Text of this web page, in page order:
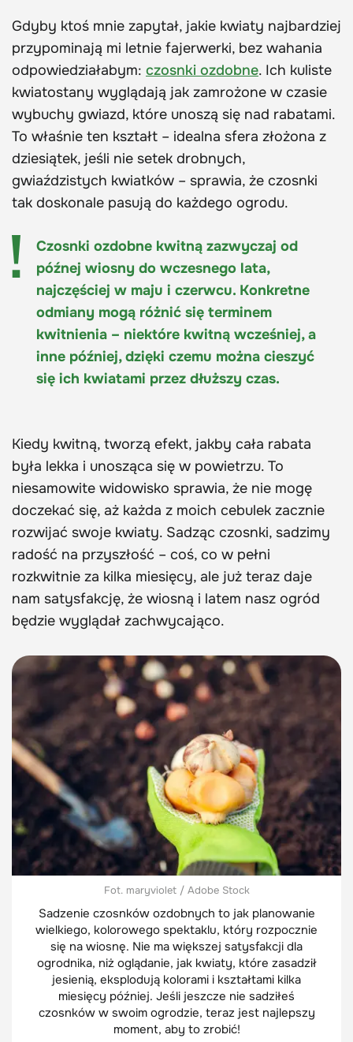
Gdyby ktoś mnie zapytał, jakie kwiaty najbardziej
przypominają mi letnie fajerwerki, bez wahania
odpowiedziałabym: czosnki ozdobne. Ich kuliste
kwiatostany wyglądają jak zamrożone w czasie
wybuchy gwiazd, które unoszą się nad rabatami.
To właśnie ten kształt – idealna sfera złożona z
dziesiątek, jeśli nie setek drobnych,
gwiaździstych kwiatków – sprawia, że czosnki
tak doskonale pasują do każdego ogrodu.
Czosnki ozdobne kwitną zazwyczaj od
późnej wiosny do wczesnego lata,
najczęściej w maju i czerwcu. Konkretne
odmiany mogą różnić się terminem
kwitnienia – niektóre kwitną wcześniej, a
inne później, dzięki czemu można cieszyć
się ich kwiatami przez dłuższy czas.
Kiedy kwitną, tworzą efekt, jakby cała rabata
była lekka i unosząca się w powietrzu. To
niesamowite widowisko sprawia, że nie mogę
doczekać się, aż każda z moich cebulek zacznie
rozwijać swoje kwiaty. Sadząc czosnki, sadzimy
radość na przyszłość – coś, co w pełni
rozkwitnie za kilka miesięcy, ale już teraz daje
nam satysfakcję, że wiosną i latem nasz ogród
będzie wyglądał zachwycająco.
Fot. maryviolet / Adobe Stock
Sadzenie czosnków ozdobnych to jak planowanie
wielkiego, kolorowego spektaklu, który rozpocznie
się na wiosnę. Nie ma większej satysfakcji dla
ogrodnika, niż oglądanie, jak kwiaty, które zasadził
jesienią, eksplodują kolorami i kształtami kilka
miesięcy później. Jeśli jeszcze nie sadziłeś
czosnków w swoim ogrodzie, teraz jest najlepszy
moment, aby to zrobić!